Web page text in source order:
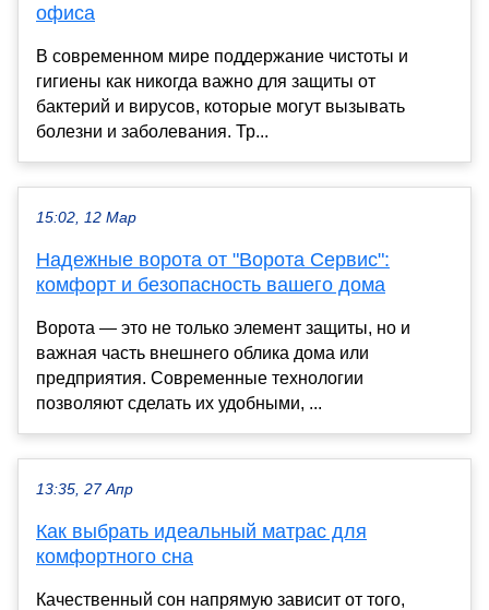
офиса
В современном мире поддержание чистоты и
гигиены как никогда важно для защиты от
бактерий и вирусов, которые могут вызывать
болезни и заболевания. Тр...
15:02, 12 Мар
Надежные ворота от "Ворота Сервис":
комфорт и безопасность вашего дома
Ворота — это не только элемент защиты, но и
важная часть внешнего облика дома или
предприятия. Современные технологии
позволяют сделать их удобными, ...
13:35, 27 Апр
Как выбрать идеальный матрас для
комфортного сна
Качественный сон напрямую зависит от того,